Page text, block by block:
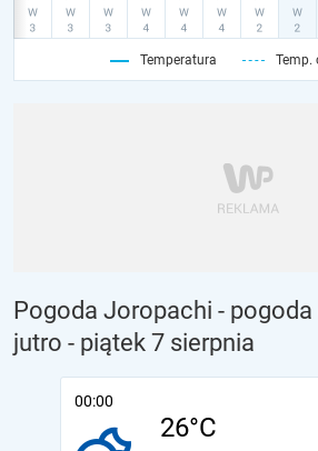
Temperatura Temp.
Pogoda Joropachi -
jutro - piątek 7 sierpnia
00:00
26°C